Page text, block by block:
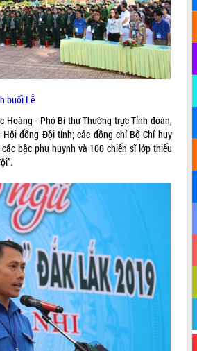
buổi Lễ
Hoàng - Phó Bí thư Thường trực Tỉnh đoàn,
đồng Đội tỉnh; các đồng chí Bộ Chỉ huy
bậc phụ huynh và 100 chiến sĩ lớp thiếu